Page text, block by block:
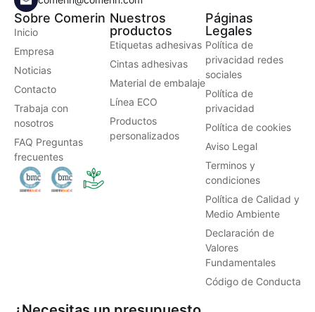
Sobre Comerin
Inicio
Empresa
Noticias
Contacto
Trabaja con
nosotros
FAQ Preguntas
frecuentes
Nuestros
productos
Etiquetas adhesivas
Cintas adhesivas
Material de embalaje
Línea ECO
Productos
personalizados
Páginas
Legales
Política de
privacidad redes
sociales
Política de
privacidad
Política de cookies
Aviso Legal
Terminos y
condiciones
Política de Calidad y
Medio Ambiente
Declaración de
Valores
Fundamentales
Código de Conducta